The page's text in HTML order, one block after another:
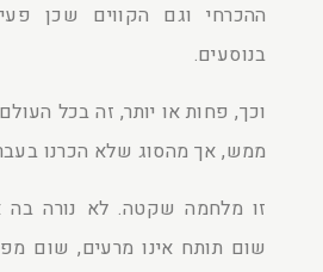
ההכרחי וגם הקווים שכן
בנוסעים.
וכך, פחות או יותר, זה בכל
ממש, אך מהסוג שלא הכרנו
זו מלחמה שקטה. לא נורה
שום תותח אינו מרעים, שום